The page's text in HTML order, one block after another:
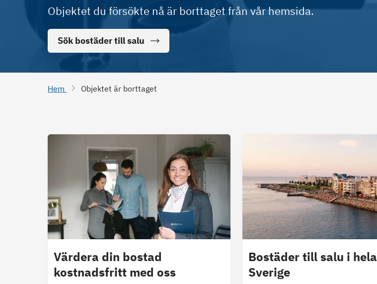
Objektet du försökte nå är borttaget från vår hemsida.
Sök bostäder till salu
Hem Objektet är borttaget
Värdera din bostad
kostnadsfritt med oss
Bostäder till salu i hela
Sverige